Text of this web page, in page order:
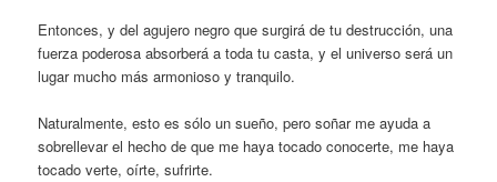
Entonces, y del agujero negro que surgirá de tu destrucción, una
fuerza poderosa absorberá a toda tu casta, y el universo será un
lugar mucho más armonioso y tranquilo.
Naturalmente, esto es sólo un sueño, pero soñar me ayuda a
sobrellevar el hecho de que me haya tocado conocerte, me haya
tocado verte, oírte, sufrirte.